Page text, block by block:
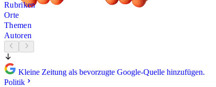
Rubriken
Orte
Themen
Autoren
Kleine Zeitung als bevorzugte Google-Quelle hinzufügen.
Politik